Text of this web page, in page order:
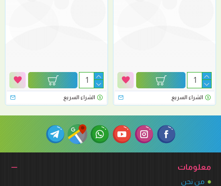
الشراء السريع الشراء السريع
معلومات
من نحن